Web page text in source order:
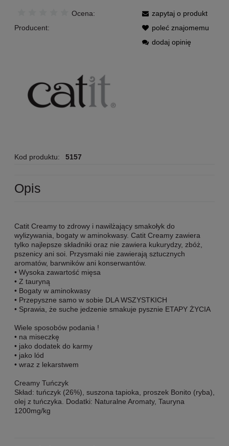
Ocena:
Producent:
Kod produktu: 5157
zapytaj o produkt
poleć znajomemu
dodaj opinię
Opis
Catit Creamy to zdrowy i nawilżający smakołyk do
wylizywania, bogaty w aminokwasy. Catit Creamy zawiera
tylko najlepsze składniki oraz nie zawiera kukurydzy, zbóż,
pszenicy ani soi. Przysmaki nie zawierają sztucznych
aromatów, barwników ani konserwantów.
• Wysoka zawartość mięsa
• Z tauryną
• Bogaty w aminokwasy
• Przepyszne samo w sobie DLA WSZYSTKICH
• Sprawia, że suche jedzenie smakuje pysznie ETAPY ŻYCIA
Wiele sposobów podania !
• na miseczkę
• jako dodatek do karmy
• jako lód
• wraz z lekarstwem
Creamy Tuńczyk
Skład: tuńczyk (26%), suszona tapioka, proszek Bonito (ryba),
olej z tuńczyka. Dodatki: Naturalne Aromaty, Tauryna
1200mg/kg